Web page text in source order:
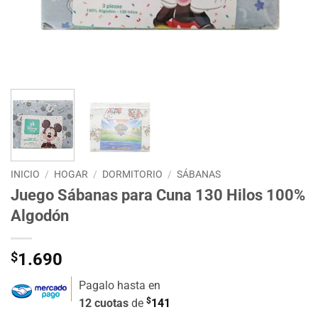
INICIO / HOGAR / DORMITORIO / SÁBANAS
Juego Sábanas para Cuna 130 Hilos 100%
Algodón
$1.690
Pagalo hasta en
12 cuotas de $141